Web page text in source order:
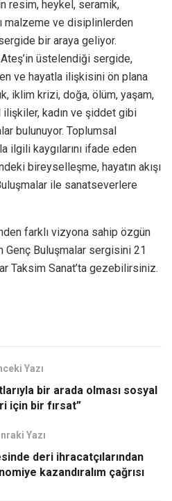
resim, heykel, seramik,
malzeme ve disiplinlerden
bir araya geliyor.
üstelendiği sergide,
ve hayatla ilişkisini ön plana
iklim krizi, doğa, ölüm, yaşam,
kadın ve şiddet gibi
bulunuyor. Toplumsal
ilgili kaygılarını ifade eden
bireyselleşme, hayatın akışı
ile sanatseverlere
farklı vizyona sahip özgün
Genç Buluşmalar sergisini 21
Taksim Sanat’ta gezebilirsiniz.
Yazı
bir arada olması sosyal
için bir fırsat”
Yazı
deri ihracatçılarından
kazandıralım çağrısı